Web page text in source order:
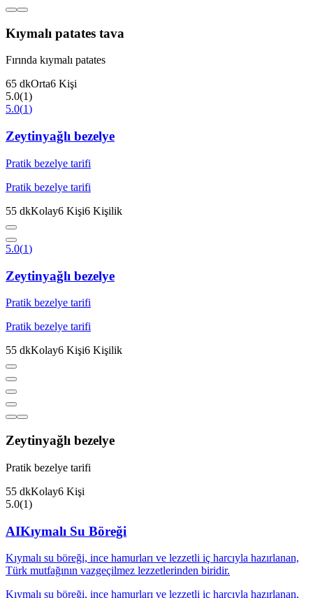
Kıymalı patates tava
Fırında kıymalı patates
65 dkOrta6 Kişi
5.0(1)
5.0(1)
Zeytinyağlı bezelye
Pratik bezelye tarifi
Pratik bezelye tarifi
55 dkKolay6 Kişi6 Kişilik
5.0(1)
Zeytinyağlı bezelye
Pratik bezelye tarifi
Pratik bezelye tarifi
55 dkKolay6 Kişi6 Kişilik
Zeytinyağlı bezelye
Pratik bezelye tarifi
55 dkKolay6 Kişi
5.0(1)
AIKıymalı Su Böreği
Kıymalı su böreği, ince hamurları ve lezzetli iç harcıyla hazırlanan,
Türk mutfağının vazgeçilmez lezzetlerinden biridir.
Kıymalı su böreği, ince hamurları ve lezzetli iç harcıyla hazırlanan,